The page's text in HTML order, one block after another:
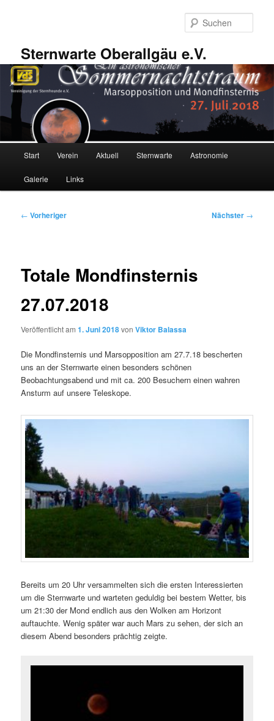
Sternwarte Oberallgäu e.V.
Start Verein Aktuell Sternwarte Astronomie
Galerie Links
Beitragsnavigation
← Vorheriger Nächster →
Totale Mondfinsternis
27.07.2018
Veröffentlicht am1. Juni 2018vonViktor Balassa
Die Mondfinsternis und Marsopposition am 27.7.18 bescherten
uns an der Sternwarte einen besonders schönen
Beobachtungsabend und mit ca. 200 Besuchern einen wahren
Ansturm auf unsere Teleskope.
Bereits um 20 Uhr versammelten sich die ersten Interessierten
um die Sternwarte und warteten geduldig bei bestem Wetter, bis
um 21:30 der Mond endlich aus den Wolken am Horizont
auftauchte. Wenig später war auch Mars zu sehen, der sich an
diesem Abend besonders prächtig zeigte.